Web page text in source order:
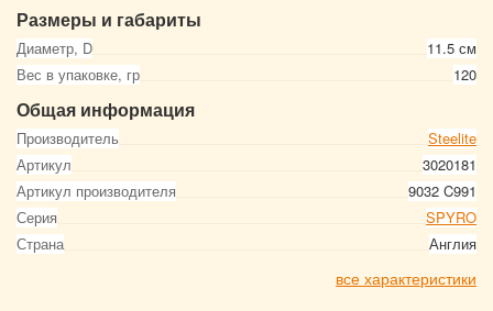
Размеры и габариты
Диаметр, D
11.5 см
Вес в упаковке, гр
120
Общая информация
Производитель
Steelite
Артикул
3020181
Артикул производителя
9032 C991
Серия
SPYRO
Страна
Англия
все характеристики